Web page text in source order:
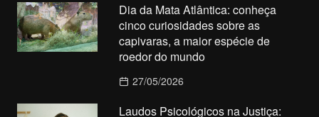
Dia da Mata Atlântica: conheça
cinco curiosidades sobre as
capivaras, a maior espécie de
roedor do mundo
27/05/2026
Laudos Psicológicos na Justiça: